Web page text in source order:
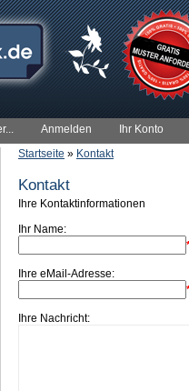
Startseite » Kontakt
Kontakt
Ihre Kontaktinformationen
Ihr Name:
Ihre eMail-Adresse:
Ihre Nachricht:
Anmelden Ihr Konto